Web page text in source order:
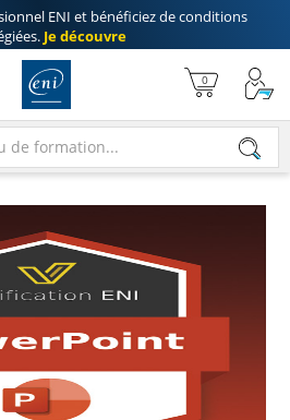
ENI et bénéficiez deconditions
. Je découvre